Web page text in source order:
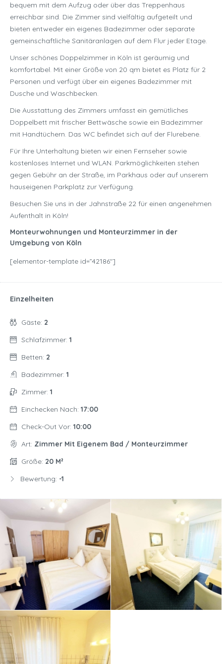
bequem mit dem Aufzug oder über das Treppenhaus
erreichbar sind. Die Zimmer sind vielfältig aufgeteilt und
bieten entweder ein eigenes Badezimmer oder separate
gemeinschaftliche Sanitäranlagen auf dem Flur jeder Etage.
Unser schönes Doppelzimmer in Köln ist geräumig und
komfortabel. Mit einer Größe von 20 qm bietet es Platz für 2
Personen und verfügt über ein eigenes Badezimmer mit
Dusche und Waschbecken.
Die Ausstattung des Zimmers umfasst ein gemütliches
Doppelbett mit frischer Bettwäsche sowie ein Badezimmer
mit Handtüchern. Das WC befindet sich auf der Flurebene.
Für Ihre Unterhaltung bieten wir einen Fernseher sowie
kostenloses Internet und WLAN. Parkmöglichkeiten stehen
gegen Gebühr an der Straße, im Parkhaus oder auf unserem
hauseigenen Parkplatz zur Verfügung.
Besuchen Sie uns in der Jahnstraße 22 für einen angenehmen
Aufenthalt in Köln!
Monteurwohnungen und Monteurzimmer in der
Umgebung von Köln
[elementor-template id=”42186″]
Einzelheiten
Gäste: 2
Schlafzimmer: 1
Betten: 2
Badezimmer: 1
Zimmer: 1
Einchecken Nach: 17:00
Check-Out Vor: 10:00
Art: Zimmer Mit Eigenem Bad / Monteurzimmer
Größe: 20 M²
Bewertung: -1